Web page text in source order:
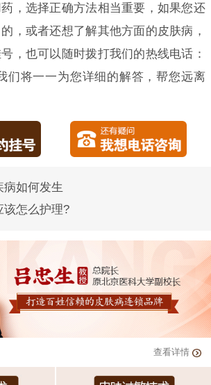
，选择正确方法相当重要，如果您还
，或者还想了解其他方面的皮肤病，
，也可以随时拨打我们的热线电话：
们将一一为您详细的解答，帮您远离
病如何发生
该怎么护理?
查看详情